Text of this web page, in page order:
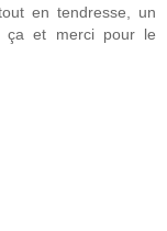
en tendresse, un
ça et merci pour le